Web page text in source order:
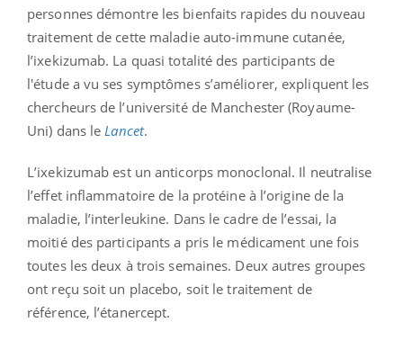
personnes démontre les bienfaits rapides du nouveau
traitement de cette maladie auto-immune cutanée,
l’ixekizumab. La quasi totalité des participants de
l'étude a vu ses symptômes s’améliorer, expliquent les
chercheurs de l’université de Manchester (Royaume-
Uni) dans le Lancet.
L’ixekizumab est un anticorps monoclonal. Il neutralise
l’effet inflammatoire de la protéine à l’origine de la
maladie, l’interleukine. Dans le cadre de l’essai, la
moitié des participants a pris le médicament une fois
toutes les deux à trois semaines. Deux autres groupes
ont reçu soit un placebo, soit le traitement de
référence, l’étanercept.